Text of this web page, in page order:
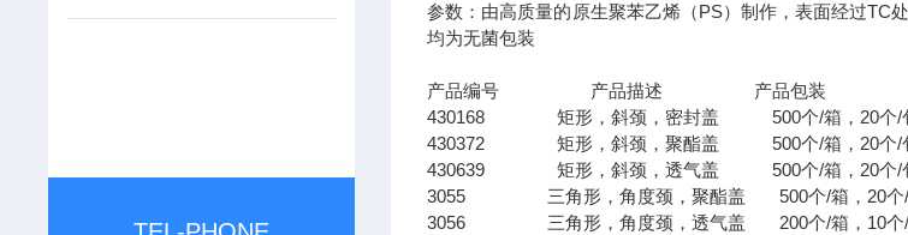
参数：由高质量的原生聚苯乙烯（PS）制作，表面经过TC
均为无菌包装
产品编号 产品描述 产品包装
430168 矩形，斜颈，密封盖 500个/箱，20个/
430372 矩形，斜颈，聚酯盖 500个/箱，20个/
430639 矩形，斜颈，透气盖 500个/箱，20个/
3055 三角形，角度颈，聚酯盖 500个/箱，20个
3056 三角形，角度颈，透气盖 200个/箱，10个